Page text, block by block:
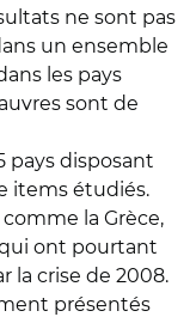
ne sont pas
un ensemble
les pays
sont de
pays disposant
items étudiés.
la Grèce,
qui ont pourtant
la crise de 2008.
présentés